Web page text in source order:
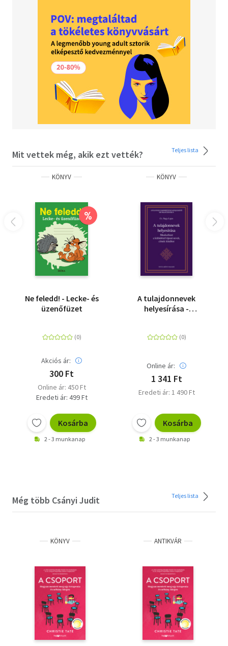
Mit vettek még, akik ezt vették? Teljes lista
KÖNYV
%
Ne feledd! - Lecke- és
üzenőfüzet
Akciós ár:
300 Ft
Online ár: 450 Ft
Eredeti ár: 499 Ft
Kosárba
2 - 3 munkanap
KÖNYV
A tulajdonnevek
helyesírása -
nevek, címek írásához
Online ár:
1 341 Ft
Eredeti ár: 1 490 Ft
Kosárba
2 - 3 munkanap
Még több Csányi Judit Teljes lista
KÖNYV ANTIKVÁR